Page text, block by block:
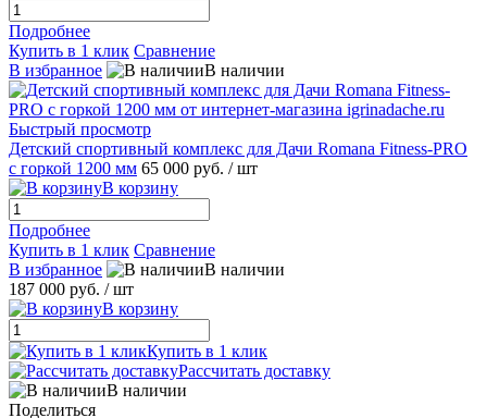
Подробнее
Купить в 1 клик Сравнение
В избранное
В наличии
Быстрый просмотр
Детский спортивный комплекс для Дачи Romana Fitness-PRO
с горкой 1200 мм 65 000 руб. / шт
В корзину
Подробнее
Купить в 1 клик Сравнение
В избранное
В наличии
187 000 руб. / шт
В корзину
Купить в 1 клик
Рассчитать доставку
В наличии
Поделиться